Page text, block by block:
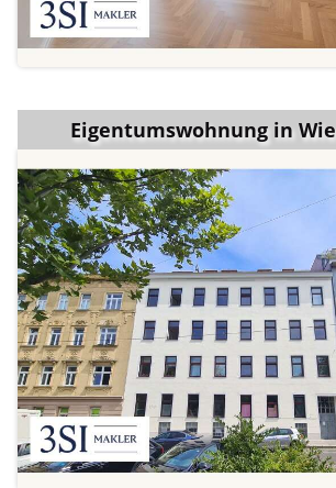
Eigentumswohnung in